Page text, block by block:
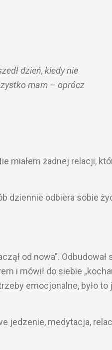
dzień, kiedy nie
mam – oprócz
miałem żadnej relacji,
dziennie odbiera sobie
od nowa”. Odbudował
i mówił do siebie
emocjonalne, było to
jedzenie, medytacja,